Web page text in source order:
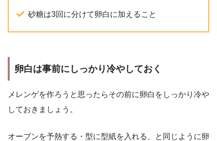
砂糖は3回に分けて卵白に加えること
卵白は事前にしっかり冷やしておく
メレンゲを作ろうと思ったらその前に卵白をしっかり冷や
しておきましょう。
オーブンを予熱する・型に型紙を入れる、と同じように卵